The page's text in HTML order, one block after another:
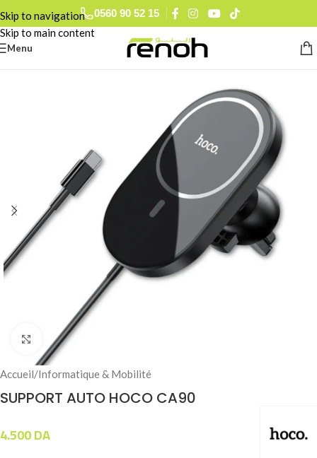
Skip to navigation
Skip to main content
0560 90 52 15
Menu
Click to enlarge
Accueil/Informatique & Mobilité
SUPPORT AUTO HOCO CA90
4.500DA